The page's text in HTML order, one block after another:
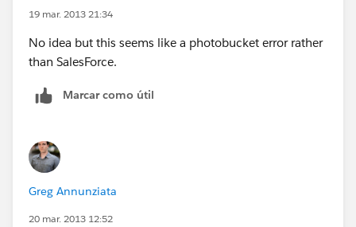
19 mar. 2013 21:34
No idea but this seems like a photobucket error rather
than SalesForce.
Marcar como útil
Greg Annunziata
20 mar. 2013 12:52